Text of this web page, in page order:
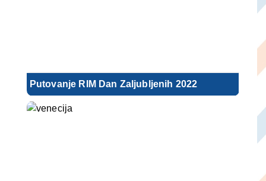
Putovanje RIM Dan Zaljubljenih 2022